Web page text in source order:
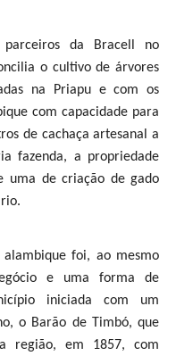
da Bracell no
o cultivo de árvores
na Priapu e com os
com capacidade para
de cachaça artesanal a
fazenda, a propriedade
uma de criação de gado
foi, ao mesmo
e uma forma de
iniciada com um
o Barão de Timbó, que
região, em 1857, com